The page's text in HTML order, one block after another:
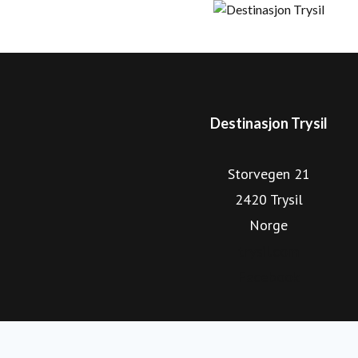
kommersielle gjestedøgnene i Trysil kommer fra
Destinasjon Trysil
Storvegen 21
2420 Trysil
Norge